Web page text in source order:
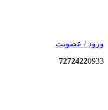
ورود / عضویت
72724220933